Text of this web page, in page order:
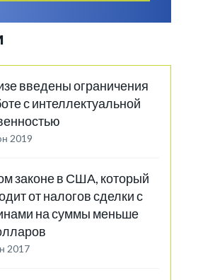
введены ограничения
с интеллектуальной
2019
законе в США, который
от налогов сделки с
на суммы меньше
2017